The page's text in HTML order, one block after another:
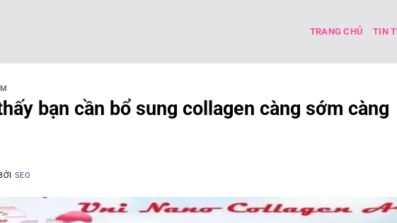
TRANG CHỦ TIN
bạn cần bổ sung collagen càng sớm càng
SEO